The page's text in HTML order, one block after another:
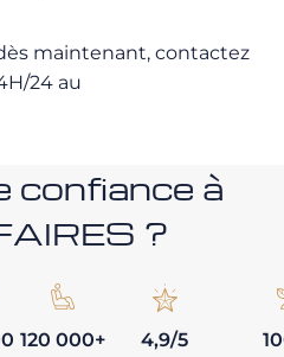
maintenant, contactez
24 au
confiance à
?
120 000+
4,9/5